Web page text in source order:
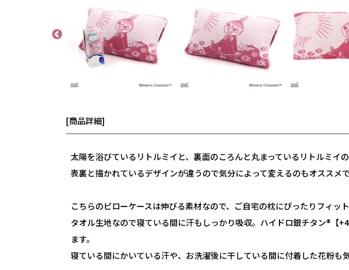
[商品詳細]
太陽を浴びているリトルミイと、裏面のころんと丸まっているリトルミイ
表裏と描かれているデザインが違うので気分によって変えるのもオススメで
こちらのピローケースは伸びる素材なので、ご自宅の枕にぴったりフィット
タオル生地なので寝ている間に汗もしっかり吸収。ハイドロ銀チタン®【
ます。
寝ている間にかいている汗や、お洗濯後に干している間に付着した花粉も